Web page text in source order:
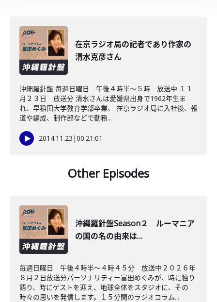
在京ラジオ局の記者であり作家の
清水克彦さん
沖縄羅針盤 毎週日曜日 午後４時半～５時 放送中 １１
月２３日 放送分 清水さんは愛媛県出身で1962年生ま
れ、早稲田大学教育学部卒業、 在京ラジオ局に入社後、報
道や編成、制作部などで勤務...
2014.11.23 |00:21:01
Other Episodes
沖縄羅針盤Season２ ルーマニア
の国の名の由来は…
毎週日曜日 午後４時半～４時４５分 放送中２０２６年
８月２日放送分パーソナリティー富田めぐみが、時に独り
語り、時にゲストを迎え、地球全体をスタジオに、その
時々の思いを発信します。１５分間のラジオコラム...